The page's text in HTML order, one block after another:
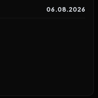
06.08.2026